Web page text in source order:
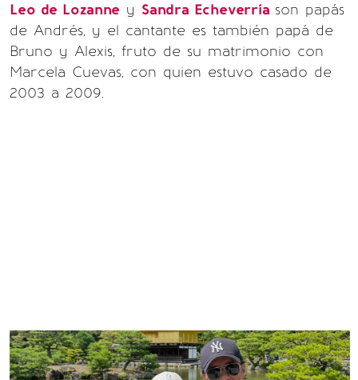
Leo de Lozanne y Sandra Echeverría son papás
de Andrés, y el cantante es también papá de
Bruno y Alexis, fruto de su matrimonio con
Marcela Cuevas, con quien estuvo casado de
2003 a 2009.